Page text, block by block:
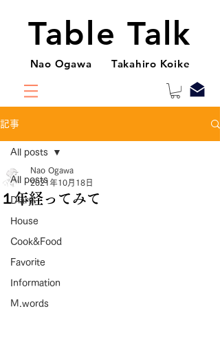
Table Talk
Nao Ogawa Takahiro Koike
記事
All posts
Diary
House
Cook&Food
Favorite
Information
M.words
All posts
１年経ってみて
Nao Ogawa
2021年10月18日